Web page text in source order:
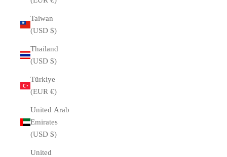
Taiwan
(USD $)
Thailand
(USD $)
Türkiye
(EUR €)
United Arab
Emirates
(USD $)
United